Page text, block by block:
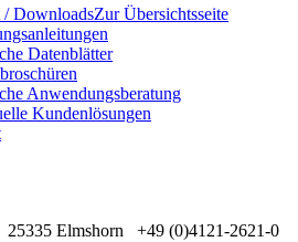
/ DownloadsZur Übersichtsseite
Datenblätter
Anwendungsberatung
Kundenlösungen
Elmshorn +49 (0)4121-2621-0